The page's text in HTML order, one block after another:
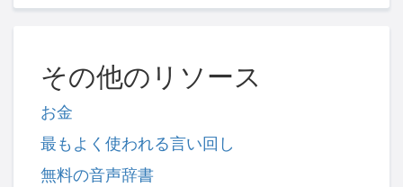
その他のリソース
お金
最もよく使われる言い回し
無料の音声辞書